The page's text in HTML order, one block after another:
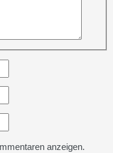
anzeigen.